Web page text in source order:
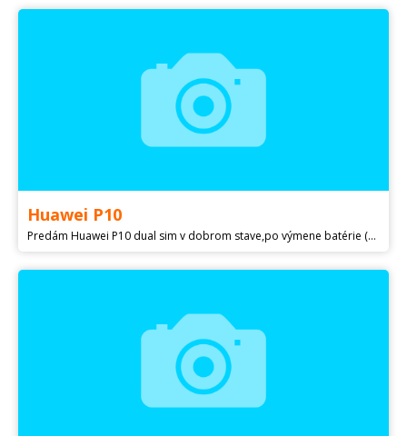
Huawei P10
Predám Huawei P10 dual sim v dobrom stave,po výmene batérie (neorig.)